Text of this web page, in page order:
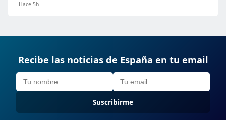
Hace 5h
Recibe las noticias de España en tu email
Suscribirme